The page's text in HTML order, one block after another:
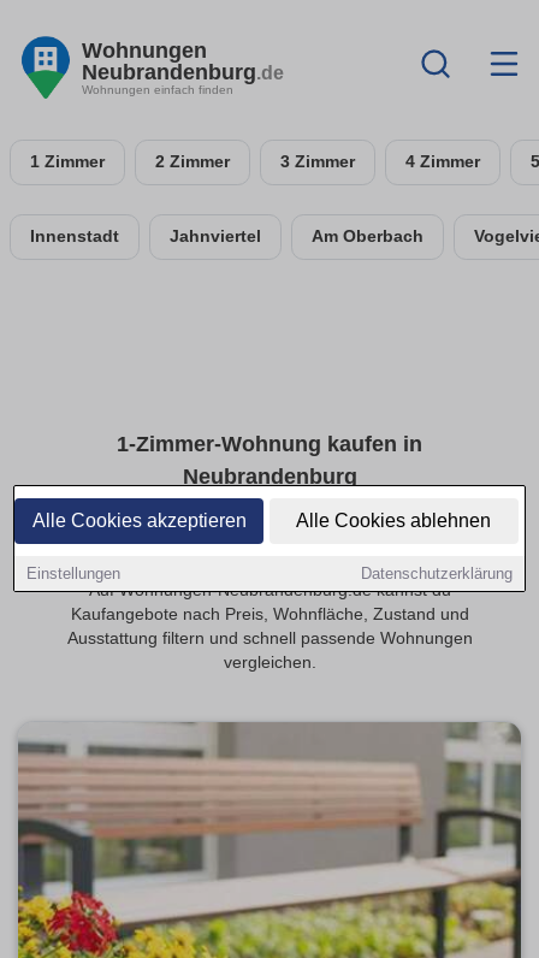
Alle Cookies akzeptieren Alle Cookies ablehnen
Einstellungen Datenschutzerklärung
Wohnungen
Neubrandenburg.de
Wohnungen einfach finden
1 Zimmer 2 Zimmer 3 Zimmer 4 Zimmer
Innenstadt Jahnviertel Am Oberbach
1-Zimmer-Wohnung kaufen in
Neubrandenburg
Aktuelle 1-Zimmer-Kaufangebote im Überblick
Finde 1-Zimmer-Eigentumswohnungen in Neubrandenburg.
Auf Wohnungen-Neubrandenburg.de kannst du
Kaufangebote nach Preis, Wohnfläche, Zustand und
Ausstattung filtern und schnell passende Wohnungen
vergleichen.